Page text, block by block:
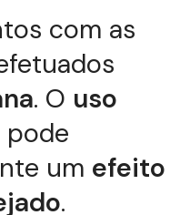
com as
. O uso
pode
um efeito
.